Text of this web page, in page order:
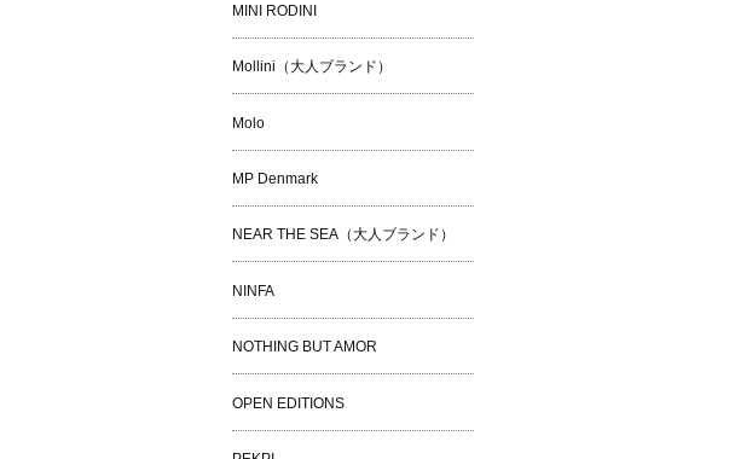
MINI RODINI
Mollini（大人ブランド）
Molo
MP Denmark
NEAR THE SEA（大人ブランド）
NINFA
NOTHING BUT AMOR
OPEN EDITIONS